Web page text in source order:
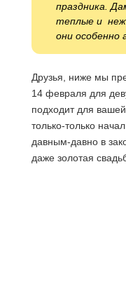
праздника.
теплые и
они особенно
Друзья, ниже мы
14 февраля для
подходит для
только-только
давным-давно в
даже золотая